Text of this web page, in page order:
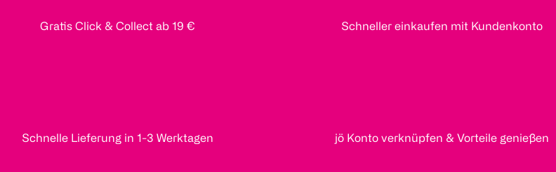
Gratis Click & Collect ab 19 € Schneller einkaufen mit Kundenkonto
Schnelle Lieferung in 1-3 Werktagen jö Konto verknüpfen & Vorteile genießen